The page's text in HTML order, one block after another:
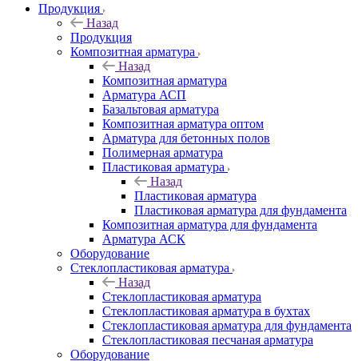
Продукция
Назад
Продукция
Композитная арматура
Назад
Композитная арматура
Арматура АСП
Базальтовая арматура
Композитная арматура оптом
Арматура для бетонных полов
Полимерная арматура
Пластиковая арматура
Назад
Пластиковая арматура
Пластиковая арматура для фундамента
Композитная арматура для фундамента
Арматура АСК
Оборудование
Cтеклопластиковая арматура
Назад
Cтеклопластиковая арматура
Стеклопластиковая арматура в бухтах
Стеклопластиковая арматура для фундамента
Стеклопластиковая песчаная арматура
Оборудование